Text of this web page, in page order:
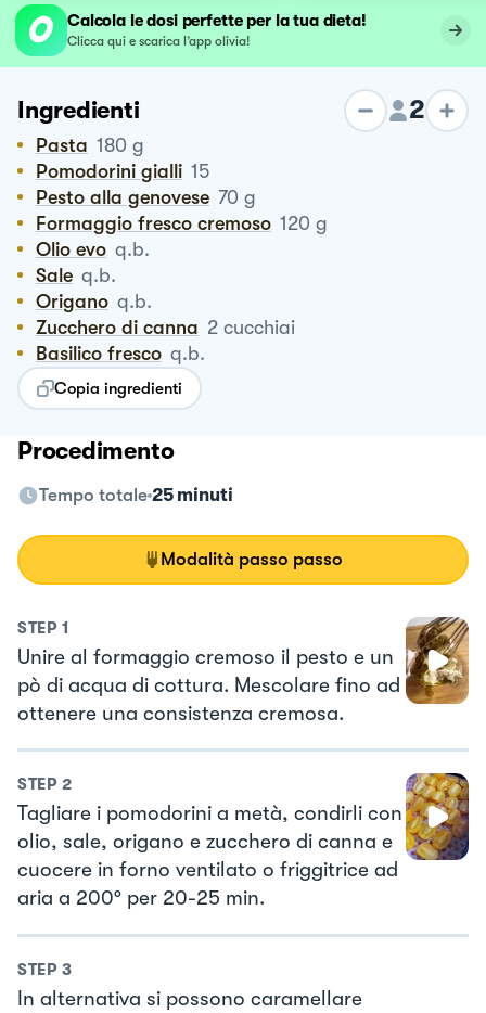
Calcola le dosi perfette per la tua dieta!
Clicca qui e scarica l’app olivia!
Ingredienti 2
Pasta 180 g
Pomodorini gialli 15
Pesto alla genovese 70 g
Formaggio fresco cremoso 120 g
Olio evo q.b.
Sale q.b.
Origano q.b.
Zucchero di canna 2 cucchiai
Basilico fresco q.b.
Copia ingredienti
Procedimento
Tempo totale 25 minuti
Modalità passo passo
STEP 1
Unire al formaggio cremoso il pesto e un
pò di acqua di cottura. Mescolare fino ad
ottenere una consistenza cremosa.
STEP 2
Tagliare i pomodorini a metà, condirli con
olio, sale, origano e zucchero di canna e
cuocere in forno ventilato o friggitrice ad
aria a 200° per 20-25 min.
STEP 3
In alternativa si possono caramellare